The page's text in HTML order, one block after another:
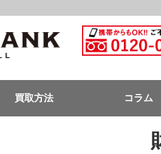
ブランドバン
買取方法 コラム